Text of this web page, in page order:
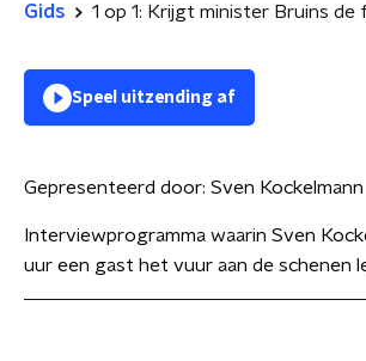
Gids
Speel uitzending af
Gepresenteerd door: Sven Kockelmann
Interviewprogramma waarin Sven
uur een gast het vuur aan de schenen